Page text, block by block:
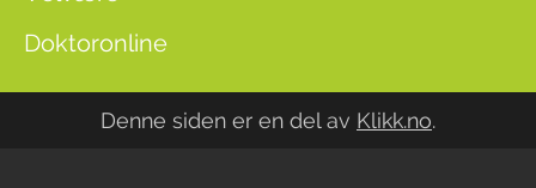
Doktoronline
Denne siden er en del av Klikk.no.